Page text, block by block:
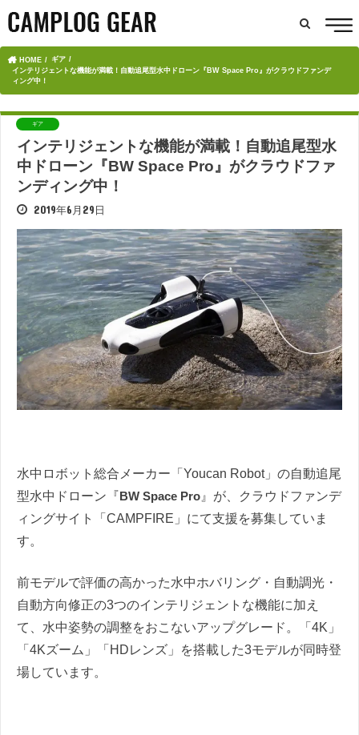
HOME
ギア
インテリジェントな機能が満載！自動追尾型水中ドローン『BW Space Pro』がクラウドファンデ
ィング中！
ギア
インテリジェントな機能が満載！自動追尾型水
中ドローン『BW Space Pro』がクラウドファ
ンディング中！
2019年6月29日
水中ロボット総合メーカー「Youcan Robot」の自動追尾
型水中ドローン『BW Space Pro 』が、クラウドファンデ
ィングサイト「CAMPFIRE」にて支援を募集していま
す。
前モデルで評価の高かった水中ホバリング・自動調光・
自動方向修正の3つのインテリジェントな機能に加え
て、水中姿勢の調整をおこないアップグレード。「4K」
「4Kズーム」「HDレンズ」を搭載した3モデルが同時登
場しています。